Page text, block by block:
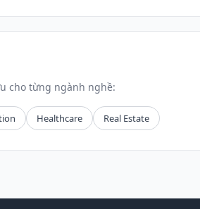
cho từng ngành nghề:
Healthcare Real Estate